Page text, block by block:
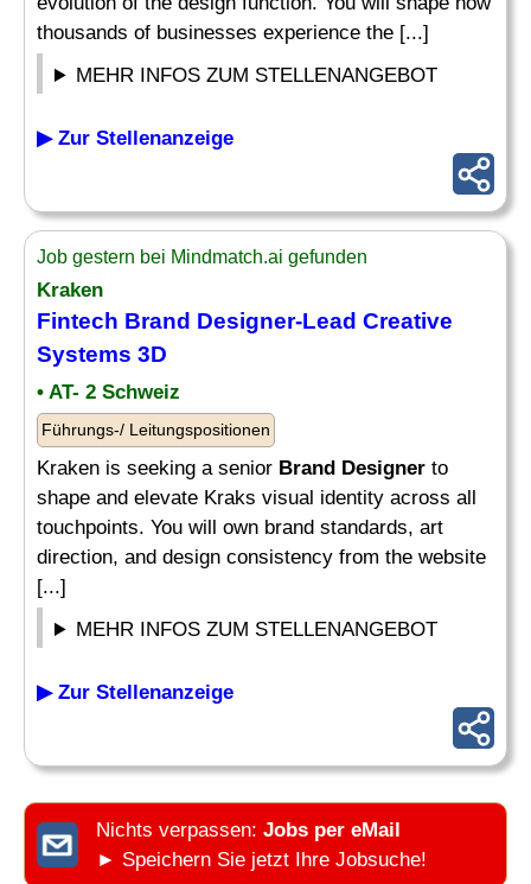
thousands of businesses experience the [...]
MEHR INFOS ZUM STELLENANGEBOT
▶ Zur Stellenanzeige
Job gestern bei Mindmatch.ai gefunden
Kraken
Fintech Brand Designer-Lead Creative
Systems 3D
• AT- 2 Schweiz
Führungs-/ Leitungspositionen
Kraken is seeking a senior Brand Designer to
shape and elevate Kraks visual identity across all
touchpoints. You will own brand standards, art
direction, and design consistency from the website
[...]
MEHR INFOS ZUM STELLENANGEBOT
▶ Zur Stellenanzeige
Nichts verpassen: Jobs per eMail
► Speichern Sie jetzt Ihre Jobsuche!